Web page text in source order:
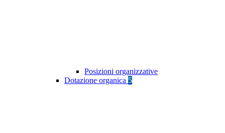
Posizioni organizzative
Dotazione organica 5